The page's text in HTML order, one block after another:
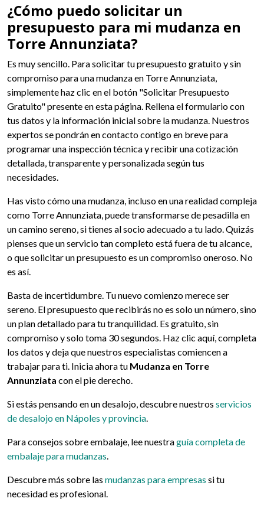
¿Cómo puedo solicitar un
presupuesto para mi mudanza en
Torre Annunziata?
Es muy sencillo. Para solicitar tu presupuesto gratuito y sin
compromiso para una mudanza en Torre Annunziata,
simplemente haz clic en el botón "Solicitar Presupuesto
Gratuito" presente en esta página. Rellena el formulario con
tus datos y la información inicial sobre la mudanza. Nuestros
expertos se pondrán en contacto contigo en breve para
programar una inspección técnica y recibir una cotización
detallada, transparente y personalizada según tus
necesidades.
Has visto cómo una mudanza, incluso en una realidad compleja
como Torre Annunziata, puede transformarse de pesadilla en
un camino sereno, si tienes al socio adecuado a tu lado. Quizás
pienses que un servicio tan completo está fuera de tu alcance,
o que solicitar un presupuesto es un compromiso oneroso. No
es así.
Basta de incertidumbre. Tu nuevo comienzo merece ser
sereno. El presupuesto que recibirás no es solo un número, sino
un plan detallado para tu tranquilidad. Es gratuito, sin
compromiso y solo toma 30 segundos. Haz clic aquí, completa
los datos y deja que nuestros especialistas comiencen a
trabajar para ti. Inicia ahora tu Mudanza en Torre
Annunziata con el pie derecho.
Si estás pensando en un desalojo, descubre nuestros servicios
de desalojo en Nápoles y provincia.
Para consejos sobre embalaje, lee nuestraguía completa de
embalaje para mudanzas.
Descubre más sobre las mudanzas para empresas si tu
necesidad es profesional.